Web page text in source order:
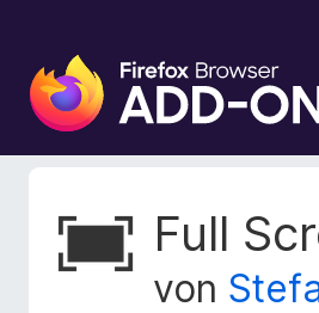
A
d
d
-
Full
von
M
e
t